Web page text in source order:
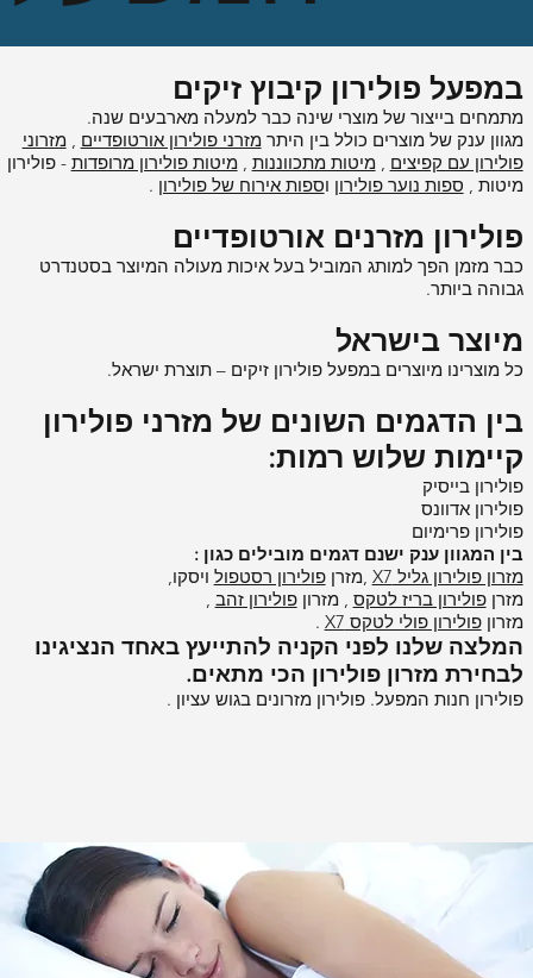
במפעל פולירון קיבוץ זיקים
מתמחים בייצור של מוצרי שינה כבר למעלה מארבעים שנה.
מגוון ענק של מוצרים כולל בין היתרמזרני פולירון אורטופדיים ,מזרוני
פולירון עם קפיצים ,מיטות מתכווננות ,מיטות פולירון מרופדות - פולירון
מיטות , ספות נוער פולירון וספות אירוח של פולירון .
פולירון מזרנים אורטופדיים
כבר מזמן הפך למותג המוביל בעל איכות מעולה המיוצר בסטנדרט
גבוהה ביותר.
מיוצר בישראל
כל מוצרינו מיוצרים במפעל פולירון זיקים – תוצרת ישראל.
בין הדגמים השונים של מזרני פולירון
קיימות שלוש רמות:
פולירון בייסיק
פולירון אדוונס
פולירון פרימיום
בין המגוון ענק ישנם דגמים מובילים כגון :
מזרון פולירון גליל X7
,מזרןפולירון רסטפול ויסקו,
מזרןפולירון בריז לטקס , מזרוןפולירון זהב ,
מזרוןפולירון פולי לטקס X7 .
המלצה שלנו לפני הקניה להתייעץ באחד הנציגינו
לבחירת מזרון פולירון הכי מתאים.
פולירון חנות המפעל. פולירון מזרונים בגוש עציון .